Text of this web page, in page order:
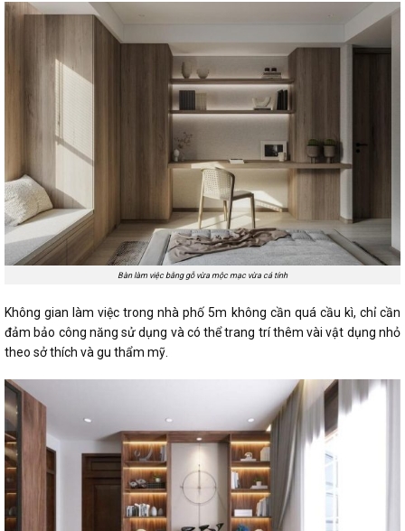
Bàn làm việc bằng gỗ vừa mộc mạc vừa cá tính
Không gian làm việc trong nhà phố 5m không cần quá cầu kì, chỉ cần
đảm bảo công năng sử dụng và có thể trang trí thêm vài vật dụng nhỏ
theo sở thích và gu thẩm mỹ.